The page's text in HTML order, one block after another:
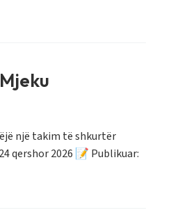
një takim të shkurtër
qershor 2026 📝 Publikuar: